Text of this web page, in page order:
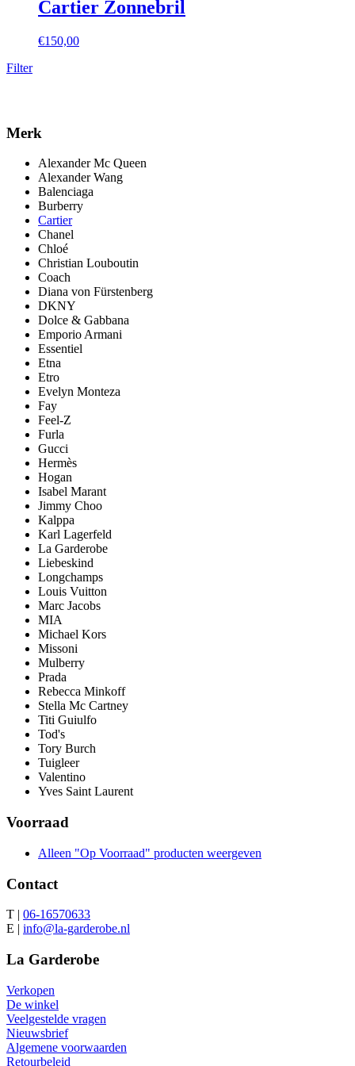
Cartier Zonnebril
€150,00
Filter
Merk
Alexander Mc Queen
Alexander Wang
Balenciaga
Burberry
Cartier
Chanel
Chloé
Christian Louboutin
Coach
Diana von Fürstenberg
DKNY
Dolce & Gabbana
Emporio Armani
Essentiel
Etna
Etro
Evelyn Monteza
Fay
Feel-Z
Furla
Gucci
Hermès
Hogan
Isabel Marant
Jimmy Choo
Kalppa
Karl Lagerfeld
La Garderobe
Liebeskind
Longchamps
Louis Vuitton
Marc Jacobs
MIA
Michael Kors
Missoni
Mulberry
Prada
Rebecca Minkoff
Stella Mc Cartney
Titi Guiulfo
Tod's
Tory Burch
Tuigleer
Valentino
Yves Saint Laurent
Voorraad
Alleen "Op Voorraad" producten weergeven
Contact
T | 06-16570633
E | info@la-garderobe.nl
La Garderobe
Verkopen
De winkel
Veelgestelde vragen
Nieuwsbrief
Algemene voorwaarden
Retourbeleid